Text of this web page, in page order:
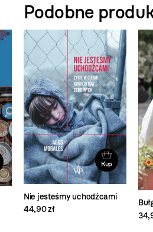
Podobne
Kup
Nie jesteśmy uchodźcami
44,90 zł